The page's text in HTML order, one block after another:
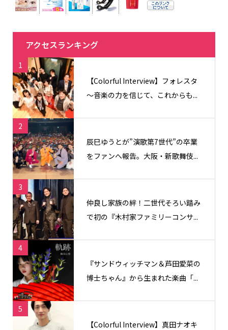
アクセスランキング
1
【Colorful Interview】フォレスタ
〜音楽の力を信じて、これからも...
2
辰巳ゆうとが”演歌第7世代”の卒業
をファンへ報告。大阪・新歌舞伎...
3
仲良し家族の絆！二世代そろい踏み
で初の『木村家ファミリーコンサ...
4
『サンドウィッチマン＆芦田愛菜の
博士ちゃん』から生まれた楽曲「...
5
【Colorful Interview】真田ナオキ